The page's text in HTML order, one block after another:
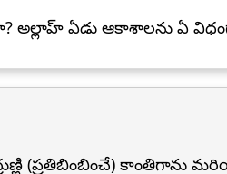
అల్లాహ్ ఏడు ఆకాశాలను ఏ
(ప్రతిబింబించే) కాంతిగాను